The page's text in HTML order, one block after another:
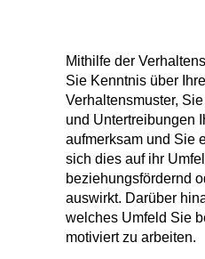
Mithilfe der
Sie Kenntnis über
Verhaltensmuster,
und Untertreibungen
aufmerksam und Sie
sich dies auf ihr
beziehungsfördernd
auswirkt. Darüber
welches Umfeld Sie
motiviert zu arbeiten.